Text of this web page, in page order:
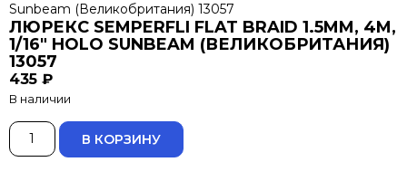
Sunbeam (Великобритания) 13057
ЛЮРЕКС SEMPERFLI FLAT BRAID 1.5MM, 4M,
1/16″ HOLO SUNBEAM (ВЕЛИКОБРИТАНИЯ)
13057
435 ₽
В наличии
В КОРЗИНУ ALTERNATIVE: